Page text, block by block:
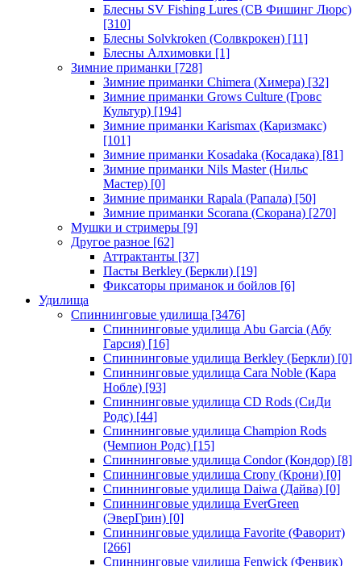
Блесны SV Fishing Lures (СВ Фишинг Люрс)
[310]
Блесны Solvkroken (Солвкрокен) [11]
Блесны Алхимовки [1]
Зимние приманки [728]
Зимние приманки Chimera (Химера) [32]
Зимние приманки Grows Culture (Гровс
Культур) [194]
Зимние приманки Karismax (Каризмакс)
[101]
Зимние приманки Kosadaka (Косадака) [81]
Зимние приманки Nils Master (Нильс
Мастер) [0]
Зимние приманки Rapala (Рапала) [50]
Зимние приманки Scorana (Скорана) [270]
Мушки и стримеры [9]
Другое разное [62]
Аттрактанты [37]
Пасты Berkley (Беркли) [19]
Фиксаторы приманок и бойлов [6]
Удилища
Спиннинговые удилища [3476]
Спиннинговые удилища Abu Garcia (Абу
Гарсия) [16]
Спиннинговые удилища Berkley (Беркли) [0]
Спиннинговые удилища Cara Noble (Кара
Нобле) [93]
Спиннинговые удилища CD Rods (СиДи
Родс) [44]
Спиннинговые удилища Champion Rods
(Чемпион Родс) [15]
Спиннинговые удилища Condor (Кондор) [8]
Спиннинговые удилища Crony (Крони) [0]
Спиннинговые удилища Daiwa (Дайва) [0]
Спиннинговые удилища EverGreen
(ЭверГрин) [0]
Спиннинговые удилища Favorite (Фаворит)
[266]
Спиннинговые удилища Fenwick (Фенвик)